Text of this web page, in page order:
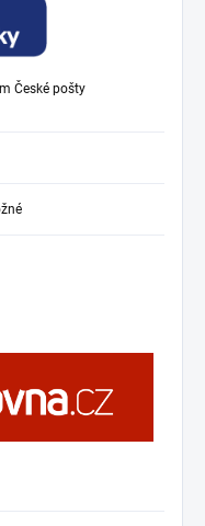
České pošty